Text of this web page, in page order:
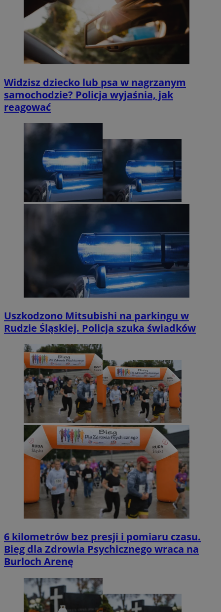
Widzisz dziecko lub psa w nagrzanym
samochodzie? Policja wyjaśnia, jak
reagować
Uszkodzono Mitsubishi na parkingu w
Rudzie Śląskiej. Policja szuka świadków
6 kilometrów bez presji i pomiaru czasu.
Bieg dla Zdrowia Psychicznego wraca na
Burloch Arenę